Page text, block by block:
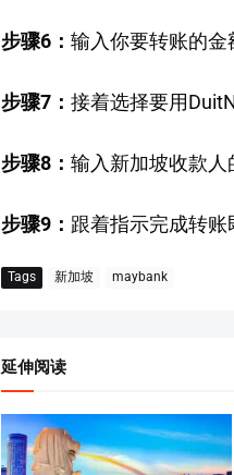
步骤6： 输入你要转账的金
步骤7： 接着选择要用
步骤8： 输入新加坡收款人
步骤9： 跟着指示完成转账
Tags 新加坡 maybank
延伸阅读